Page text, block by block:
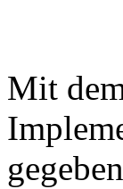
Mit